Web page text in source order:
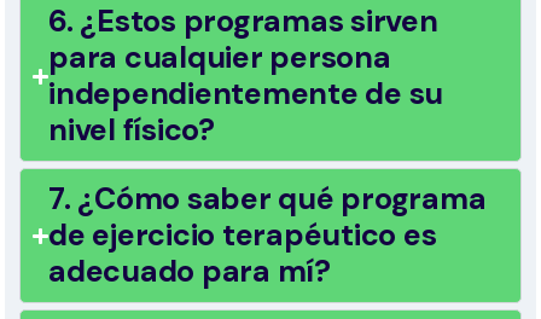
6. ¿Estos programas sirven
para cualquier persona
independientemente de su
nivel físico?
7. ¿Cómo saber qué programa
de ejercicio terapéutico es
adecuado para mí?